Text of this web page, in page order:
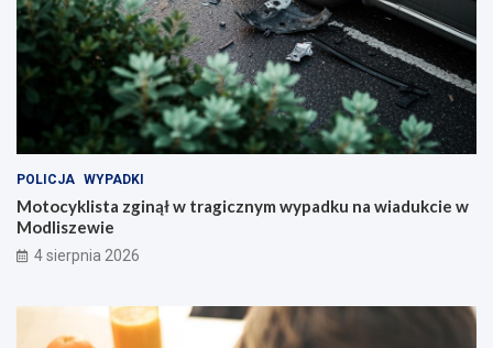
POLICJA WYPADKI
Motocyklista zginął w tragicznym wypadku na wiadukcie w
Modliszewie
4 sierpnia 2026